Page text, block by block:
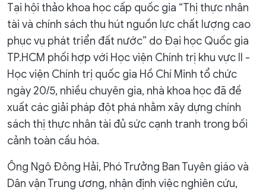
Tại hội thảo khoa học cấp quốc gia “Thị thực nhân
tài và chính sách thu hút nguồn lực chất lượng cao
phục vụ phát triển đất nước” do Đại học Quốc gia
TP.HCM phối hợp với Học viện Chính trị khu vực II -
Học viện Chính trị quốc gia Hồ Chí Minh tổ chức
ngày 20/5, nhiều chuyên gia, nhà khoa học đã đề
xuất các giải pháp đột phá nhằm xây dựng chính
sách thị thực nhân tài đủ sức cạnh tranh trong bối
cảnh toàn cầu hóa.
Ông Ngô Đông Hải, Phó Trưởng Ban Tuyên giáo và
Dân vận Trung ương, nhận định việc nghiên cứu,